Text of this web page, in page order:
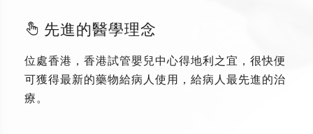
先進的醫學理念
位處香港，香港試管嬰兒中心得地利之宜，很快便
可獲得最新的藥物給病人使用，給病人最先進的治
療。